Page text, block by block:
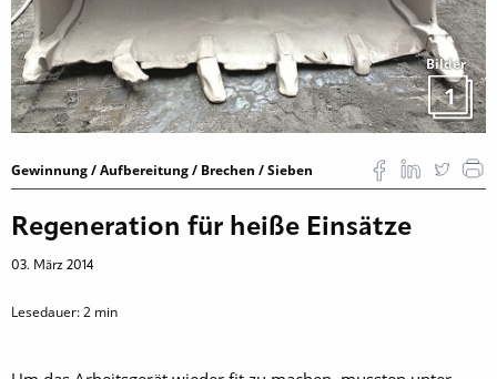
Bilder
1
Gewinnung / Aufbereitung / Brechen / Sieben
Regeneration für heiße Einsätze
03. März 2014
Lesedauer:2 min